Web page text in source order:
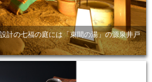
計の七福の庭には「束間の湯」の源泉井戸